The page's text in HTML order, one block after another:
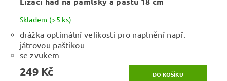
Skladem (>5 ks)
drážka optimální velikosti pro naplnění např.
játrovou paštikou
se zvukem
249 Kč